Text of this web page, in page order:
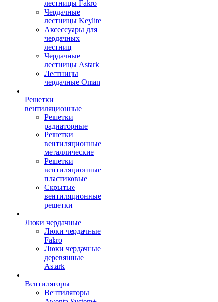
лестницы Fakro
Чердачные
лестницы Keylite
Аксессуары для
чердачных
лестниц
Чердачные
лестницы Astark
Лестницы
чердачные Oman
Решетки
вентиляционные
Решетки
радиаторные
Решетки
вентиляционные
металлические
Решетки
вентиляционные
пластиковые
Скрытые
вентиляционные
решетки
Люки чердачные
Люки чердачные
Fakro
Люки чердачные
деревянные
Astark
Вентиляторы
Вентиляторы